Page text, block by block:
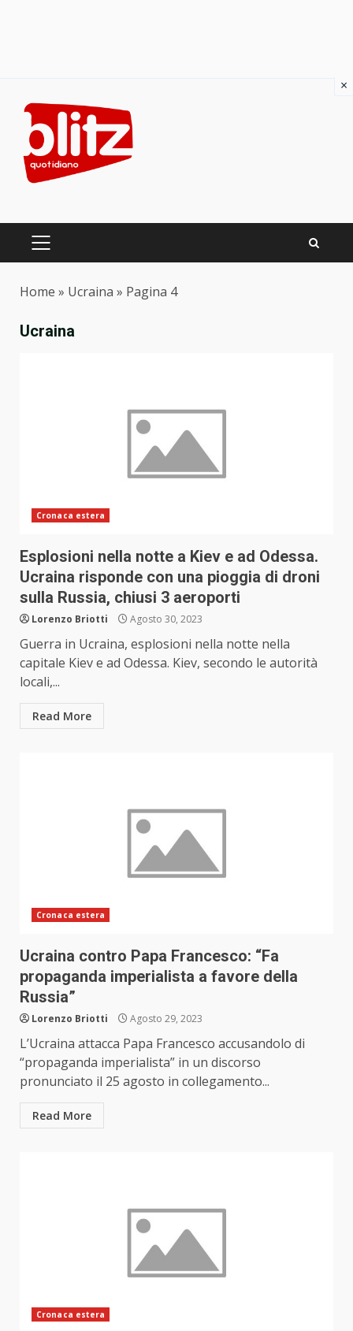
content
PRIMARY
Home » Ucraina » Pagina 4
Ucraina
Cronaca estera
Esplosioni nella notte a Kiev e ad Odessa.
Ucraina risponde con una pioggia di droni
sulla Russia, chiusi 3 aeroporti
Lorenzo Briotti Agosto 30, 2023
Guerra in Ucraina, esplosioni nella notte nella
capitale Kiev e ad Odessa. Kiev, secondo le autorità
locali,...
Read More
Cronaca estera
Ucraina contro Papa Francesco: “Fa
propaganda imperialista a favore della
Russia”
Lorenzo Briotti Agosto 29, 2023
L’Ucraina attacca Papa Francesco accusandolo di
“propaganda imperialista” in un discorso
pronunciato il 25 agosto in collegamento...
Read More
Cronaca estera
×